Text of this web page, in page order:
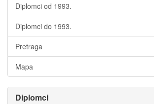
Diplomci od 1993.
Diplomci do 1993.
Pretraga
Mapa
Diplomci